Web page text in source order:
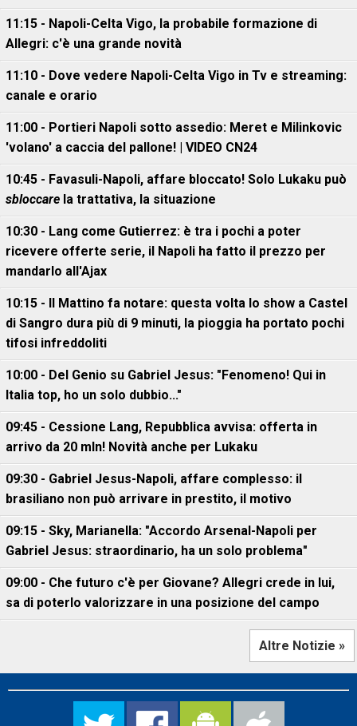
11:15 - Napoli-Celta Vigo, la probabile formazione di
Allegri: c'è una grande novità
11:10 - Dove vedere Napoli-Celta Vigo in Tv e streaming:
canale e orario
11:00 - Portieri Napoli sotto assedio: Meret e Milinkovic
'volano' a caccia del pallone! | VIDEO CN24
10:45 - Favasuli-Napoli, affare bloccato! Solo Lukaku può
sbloccare la trattativa, la situazione
10:30 - Lang come Gutierrez: è tra i pochi a poter
ricevere offerte serie, il Napoli ha fatto il prezzo per
mandarlo all'Ajax
10:15 - Il Mattino fa notare: questa volta lo show a Castel
di Sangro dura più di 9 minuti, la pioggia ha portato pochi
tifosi infreddoliti
10:00 - Del Genio su Gabriel Jesus: "Fenomeno! Qui in
Italia top, ho un solo dubbio..."
09:45 - Cessione Lang, Repubblica avvisa: offerta in
arrivo da 20 mln! Novità anche per Lukaku
09:30 - Gabriel Jesus-Napoli, affare complesso: il
brasiliano non può arrivare in prestito, il motivo
09:15 - Sky, Marianella: "Accordo Arsenal-Napoli per
Gabriel Jesus: straordinario, ha un solo problema"
09:00 - Che futuro c'è per Giovane? Allegri crede in lui,
sa di poterlo valorizzare in una posizione del campo
Altre Notizie »